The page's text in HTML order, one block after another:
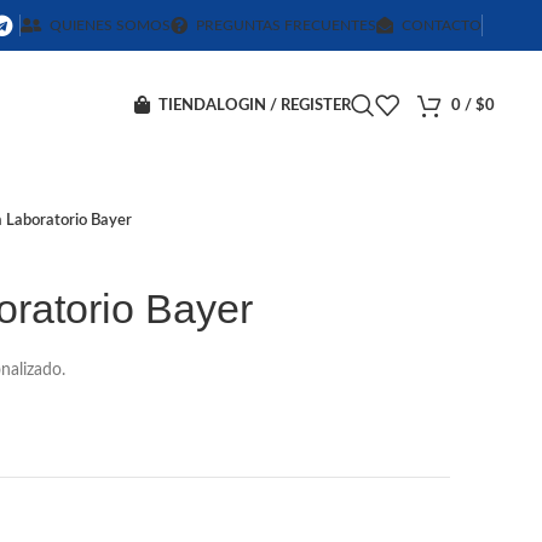
QUIENES SOMOS PREGUNTAS FRECUENTES CONTACTO
TIENDA LOGIN / REGISTER 0 / $0
Laboratorio Bayer
Bayer